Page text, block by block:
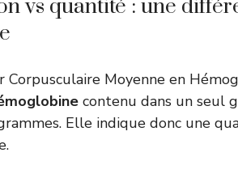
vs quantité : une
Corpusculaire Moyenne en
contenu dans un seul
Elle indique donc une